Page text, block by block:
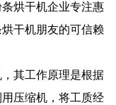
烘干机企业专注惠
干机朋友的可信赖
其工作原理是根据
压缩机，将工质经